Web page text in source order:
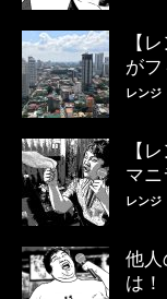
【
が
レンジ
【
マニ
レンジ
他人
は！